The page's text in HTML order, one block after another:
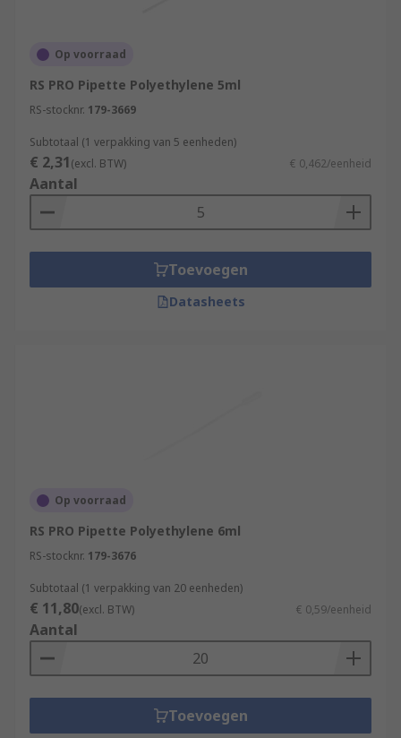
Op voorraad
RS PRO Pipette Polyethylene 5ml
RS-stocknr. 179-3669
Subtotaal (1 verpakking van 5 eenheden)
€ 2,31(excl. BTW) € 0,462/eenheid
Aantal
Toevoegen
Datasheets
Op voorraad
RS PRO Pipette Polyethylene 6ml
RS-stocknr. 179-3676
Subtotaal (1 verpakking van 20 eenheden)
€ 11,80(excl. BTW) € 0,59/eenheid
Aantal
Toevoegen